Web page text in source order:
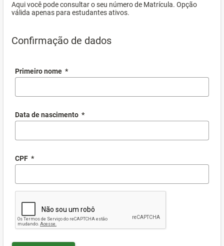
Aqui você pode consultar o seu número de Matrícula. Opção
válida apenas para estudantes ativos.
Confirmação de dados
Primeiro nome *
Data de nascimento *
CPF *